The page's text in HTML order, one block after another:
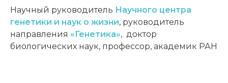
Научный руководитель Научного центра
генетики и наук о жизни, руководитель
направления «Генетика», доктор
биологических наук, профессор, академик РАН